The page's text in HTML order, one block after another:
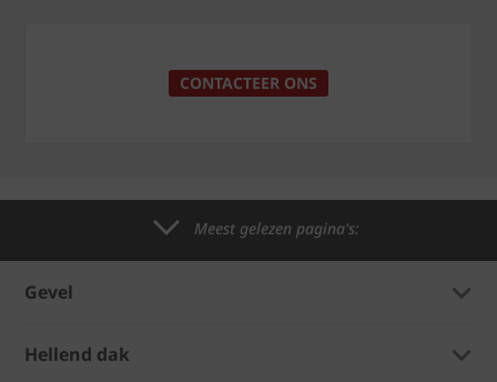
CONTACTEER ONS
Meest gelezen pagina's:
Gevel
Hellend dak